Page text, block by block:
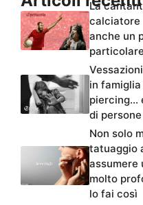
La
calciatore
anche un
particolare
in famiglia
piercing…
di
Non solo
tatuaggio
assumere
molto
lo fai così